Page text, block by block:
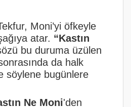
Moni’yi öfkeyle
atar. “Kastın
bu duruma üzülen
da halk
söylene bugünlere
Ne Moni'den